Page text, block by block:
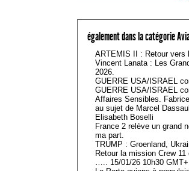
également dans la catégorie
ARTEMIS II : Retour vers
Vincent Lanata : Les
2026.
GUERRE USA/ISRAEL
GUERRE USA/ISRAEL
Affaires Sensibles.
au sujet de Marcel
Elisabeth Boselli
France 2 relève un grand
ma part.
TRUMP : Groenland,
Retour la mission Crew
….. 15/01/26 10h30